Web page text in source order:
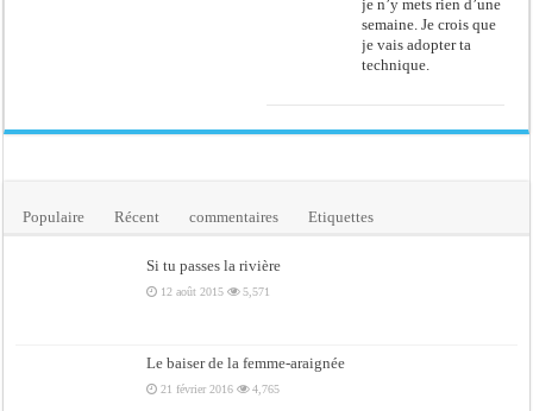
je n’y mets rien d’une
semaine. Je crois que
je vais adopter ta
technique.
Populaire Récent commentaires Etiquettes
Si tu passes la rivière
12 août 2015 5,571
Le baiser de la femme-araignée
21 février 2016 4,765